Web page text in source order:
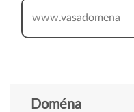
www.
Doména